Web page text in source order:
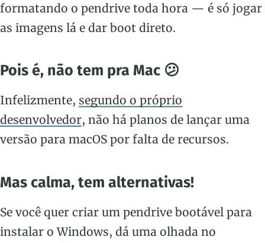
formatando o pendrive toda hora — é só jogar
as imagens lá e dar boot direto.
Pois é, não tem pra Mac 😕
Infelizmente, segundo o próprio
desenvolvedor, não há planos de lançar uma
versão para macOS por falta de recursos.
Mas calma, tem alternativas!
Se você quer criar um pendrive bootável para
instalar o Windows, dá uma olhada no